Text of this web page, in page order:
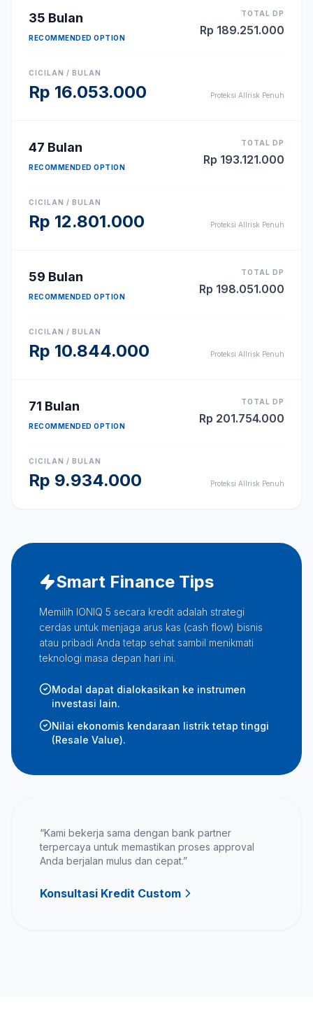
35 Bulan
RECOMMENDED OPTION
TOTAL DP
Rp 189.251.000
CICILAN / BULAN
Rp 16.053.000 Proteksi Allrisk Penuh
47 Bulan
RECOMMENDED OPTION
TOTAL DP
Rp 193.121.000
CICILAN / BULAN
Rp 12.801.000 Proteksi Allrisk Penuh
59 Bulan
RECOMMENDED OPTION
TOTAL DP
Rp 198.051.000
CICILAN / BULAN
Rp 10.844.000 Proteksi Allrisk Penuh
71 Bulan
RECOMMENDED OPTION
TOTAL DP
Rp 201.754.000
CICILAN / BULAN
Rp 9.934.000 Proteksi Allrisk Penuh
Smart Finance Tips
Memilih IONIQ 5 secara kredit adalah strategi
cerdas untuk menjaga arus kas (cash flow) bisnis
atau pribadi Anda tetap sehat sambil menikmati
teknologi masa depan hari ini.
Modal dapat dialokasikan ke instrumen
investasi lain.
Nilai ekonomis kendaraan listrik tetap tinggi
(Resale Value).
“Kami bekerja sama dengan bank partner
terpercaya untuk memastikan proses approval
Anda berjalan mulus dan cepat.”
Konsultasi Kredit Custom